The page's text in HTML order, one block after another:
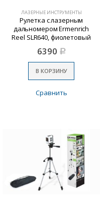
ЛАЗЕРНЫЕ ИНСТРУМЕНТЫ
Рулетка с лазерным
дальномером Ermenrich
Reel SLR640, фиолетовый
6390 Р
В КОРЗИНУ
Сравнить